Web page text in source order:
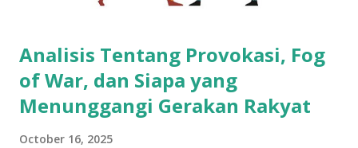
dicapai oleh mereka yang bertubuh lebih pendek.
Analisis Tentang Provokasi, Fog
of War, dan Siapa yang
Menunggangi Gerakan Rakyat
October 16, 2025